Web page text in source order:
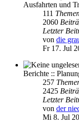
Ausfahrten und
111
2060
Letzter
von die
Fr 17. Jul
Berichte ::
257
2425
Letzter
von der
Mi 8. Jul